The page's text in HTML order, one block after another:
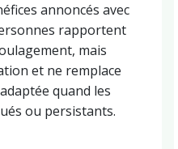
annoncés avec
rapportent
mais
et ne remplace
quand les
ou persistants.